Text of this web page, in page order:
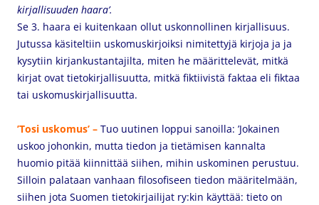
kirjallisuuden haara’.
Se 3. haara ei kuitenkaan ollut uskonnollinen kirjallisuus.
Jutussa käsiteltiin uskomuskirjoiksi nimitettyjä kirjoja ja ja
kysytiin kirjankustantajilta, miten he määrittelevät, mitkä
kirjat ovat tietokirjallisuutta, mitkä fiktiivistä faktaa eli fiktaa
tai uskomuskirjallisuutta.
’Tosi uskomus’ – Tuo uutinen loppui sanoilla: ’Jokainen
uskoo johonkin, mutta tiedon ja tietämisen kannalta
huomio pitää kiinnittää siihen, mihin uskominen perustuu.
Silloin palataan vanhaan filosofiseen tiedon määritelmään,
siihen jota Suomen tietokirjailijat ry:kin käyttää: tieto on